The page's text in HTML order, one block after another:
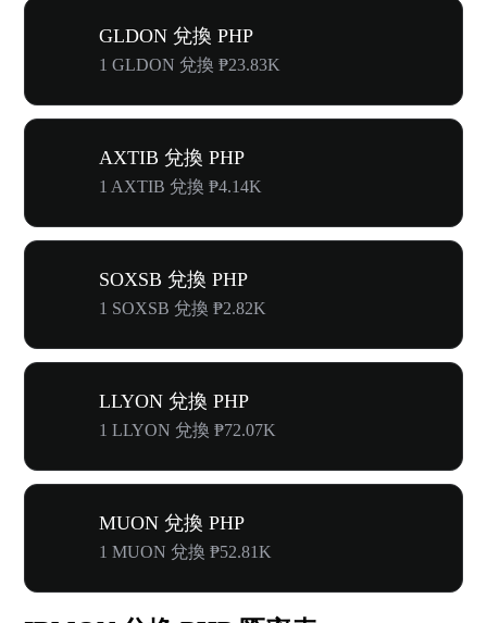
GLDON 兌換 PHP
1 GLDON 兌換 ₱23.83K
AXTIB 兌換 PHP
1 AXTIB 兌換 ₱4.14K
SOXSB 兌換 PHP
1 SOXSB 兌換 ₱2.82K
LLYON 兌換 PHP
1 LLYON 兌換 ₱72.07K
MUON 兌換 PHP
1 MUON 兌換 ₱52.81K